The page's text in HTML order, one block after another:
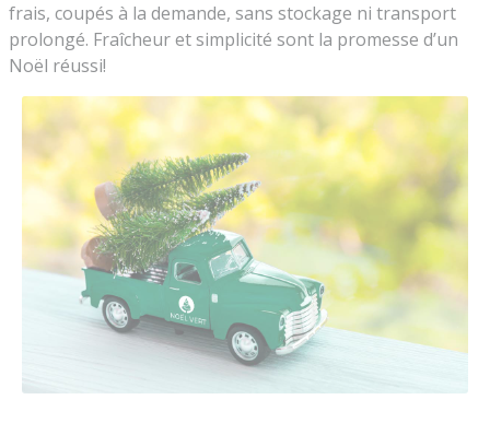
frais, coupés à la demande, sans stockage ni transport
prolongé. Fraîcheur et simplicité sont la promesse d’un
Noël réussi!